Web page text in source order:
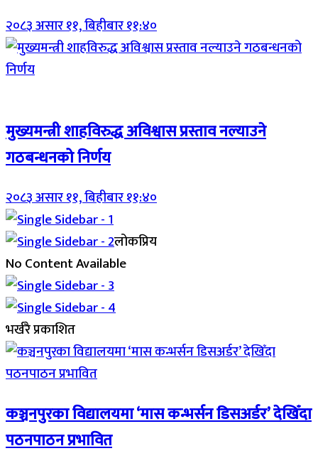
२०८३ असार ११, बिहीबार ११:४०
मुख्यमन्त्री शाहविरुद्ध अविश्वास प्रस्ताव नल्याउने
गठबन्धनको निर्णय
२०८३ असार ११, बिहीबार ११:४०
लोकप्रिय
No Content Available
भर्खरै प्रकाशित
कञ्चनपुरका विद्यालयमा ‘मास कन्भर्सन डिसअर्डर’ देखिँदा
पठनपाठन प्रभावित